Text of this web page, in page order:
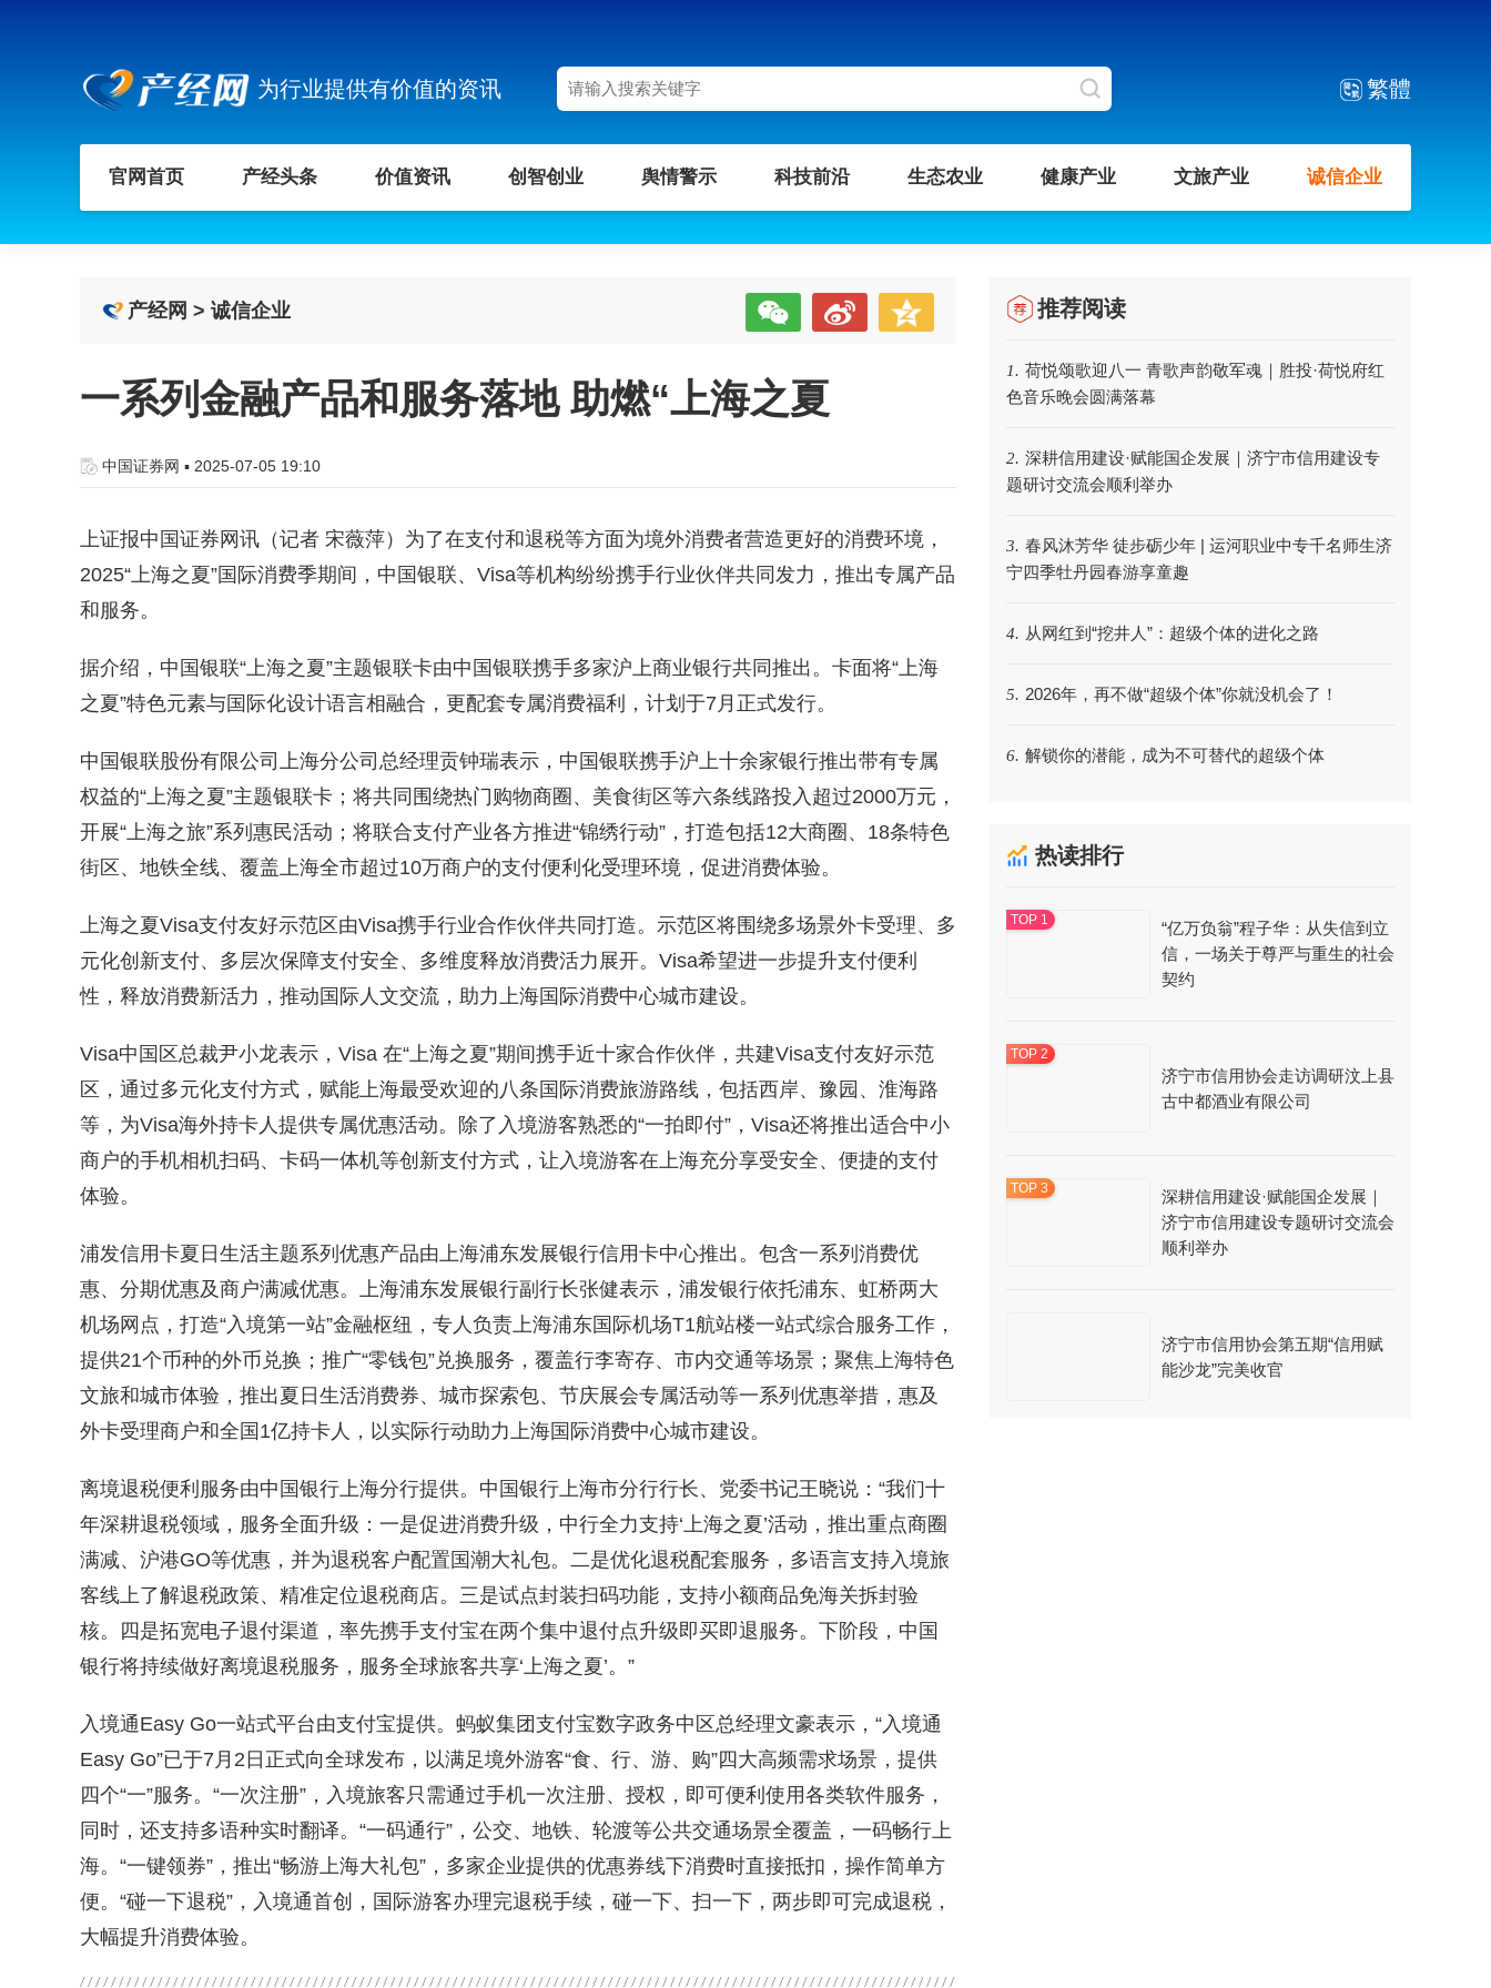
为行业提供有价值的资讯 繁體
官网首页 产经头条 价值资讯 创智创业 舆情警示 科技前沿 生态农业 健康产业 文旅产业 诚信企业
产经网 > 诚信企业
一系列金融产品和服务落地 助燃“上海之夏
中国证券网 ▪ 2025-07-05 19:10
上证报中国证券网讯（记者 宋薇萍）为了在支付和退税等方面为境外消费者营造更好的消费环境，
2025“上海之夏”国际消费季期间，中国银联、Visa等机构纷纷携手行业伙伴共同发力，推出专属产品
和服务。
据介绍，中国银联“上海之夏”主题银联卡由中国银联携手多家沪上商业银行共同推出。卡面将“上海
之夏”特色元素与国际化设计语言相融合，更配套专属消费福利，计划于7月正式发行。
中国银联股份有限公司上海分公司总经理贡钟瑞表示，中国银联携手沪上十余家银行推出带有专属
权益的“上海之夏”主题银联卡；将共同围绕热门购物商圈、美食街区等六条线路投入超过2000万元，
开展“上海之旅”系列惠民活动；将联合支付产业各方推进“锦绣行动”，打造包括12大商圈、18条特色
街区、地铁全线、覆盖上海全市超过10万商户的支付便利化受理环境，促进消费体验。
上海之夏Visa支付友好示范区由Visa携手行业合作伙伴共同打造。示范区将围绕多场景外卡受理、多
元化创新支付、多层次保障支付安全、多维度释放消费活力展开。Visa希望进一步提升支付便利
性，释放消费新活力，推动国际人文交流，助力上海国际消费中心城市建设。
Visa中国区总裁尹小龙表示，Visa 在“上海之夏”期间携手近十家合作伙伴，共建Visa支付友好示范
区，通过多元化支付方式，赋能上海最受欢迎的八条国际消费旅游路线，包括西岸、豫园、淮海路
等，为Visa海外持卡人提供专属优惠活动。除了入境游客熟悉的“一拍即付”，Visa还将推出适合中小
商户的手机相机扫码、卡码一体机等创新支付方式，让入境游客在上海充分享受安全、便捷的支付
体验。
浦发信用卡夏日生活主题系列优惠产品由上海浦东发展银行信用卡中心推出。包含一系列消费优
惠、分期优惠及商户满减优惠。上海浦东发展银行副行长张健表示，浦发银行依托浦东、虹桥两大
机场网点，打造“入境第一站”金融枢纽，专人负责上海浦东国际机场T1航站楼一站式综合服务工作，
提供21个币种的外币兑换；推广“零钱包”兑换服务，覆盖行李寄存、市内交通等场景；聚焦上海特色
文旅和城市体验，推出夏日生活消费券、城市探索包、节庆展会专属活动等一系列优惠举措，惠及
外卡受理商户和全国1亿持卡人，以实际行动助力上海国际消费中心城市建设。
离境退税便利服务由中国银行上海分行提供。中国银行上海市分行行长、党委书记王晓说：“我们十
年深耕退税领域，服务全面升级：一是促进消费升级，中行全力支持‘上海之夏’活动，推出重点商圈
满减、沪港GO等优惠，并为退税客户配置国潮大礼包。二是优化退税配套服务，多语言支持入境旅
客线上了解退税政策、精准定位退税商店。三是试点封装扫码功能，支持小额商品免海关拆封验
核。四是拓宽电子退付渠道，率先携手支付宝在两个集中退付点升级即买即退服务。下阶段，中国
银行将持续做好离境退税服务，服务全球旅客共享‘上海之夏’。”
入境通Easy Go一站式平台由支付宝提供。蚂蚁集团支付宝数字政务中区总经理文豪表示，“入境通
Easy Go”已于7月2日正式向全球发布，以满足境外游客“食、行、游、购”四大高频需求场景，提供
四个“一”服务。“一次注册”，入境旅客只需通过手机一次注册、授权，即可便利使用各类软件服务，
同时，还支持多语种实时翻译。“一码通行”，公交、地铁、轮渡等公共交通场景全覆盖，一码畅行上
海。“一键领券”，推出“畅游上海大礼包”，多家企业提供的优惠券线下消费时直接抵扣，操作简单方
便。“碰一下退税”，入境通首创，国际游客办理完退税手续，碰一下、扫一下，两步即可完成退税，
大幅提升消费体验。
推荐阅读
1. 荷悦颂歌迎八一 青歌声韵敬军魂｜胜投·荷悦府红
色音乐晚会圆满落幕
2. 深耕信用建设·赋能国企发展｜济宁市信用建设专
题研讨交流会顺利举办
3. 春风沐芳华 徒步砺少年 | 运河职业中专千名师生济
宁四季牡丹园春游享童趣
4. 从网红到“挖井人”：超级个体的进化之路
5. 2026年，再不做“超级个体”你就没机会了！
6. 解锁你的潜能，成为不可替代的超级个体
热读排行
“亿万负翁”程子华：从失信到立
信，一场关于尊严与重生的社会
契约
济宁市信用协会走访调研汶上县
古中都酒业有限公司
深耕信用建设·赋能国企发展｜
济宁市信用建设专题研讨交流会
顺利举办
济宁市信用协会第五期“信用赋
能沙龙”完美收官